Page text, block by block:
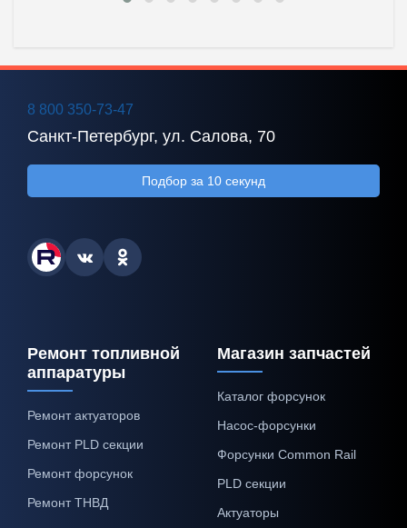
8 800 350-73-47
Санкт-Петербург, ул. Салова, 70
Подбор за 10 секунд
Ремонт топливной
аппаратуры
Ремонт актуаторов
Ремонт PLD секции
Ремонт форсунок
Ремонт ТНВД
Магазин запчастей
Каталог форсунок
Насос-форсунки
Форсунки Common Rail
PLD секции
Актуаторы